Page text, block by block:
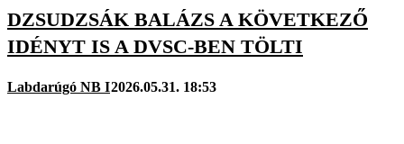
DZSUDZSÁK BALÁZS A KÖVETKEZŐ
IDÉNYT IS A DVSC-BEN TÖLTI
Labdarúgó NB I2026.05.31. 18:53